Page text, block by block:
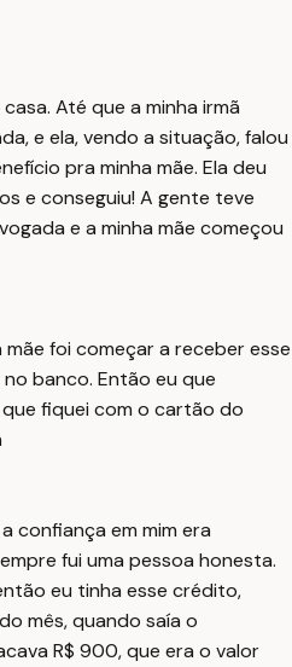
Até que a minha irmã
e ela, vendo a situação, falou
pra minha mãe. Ela deu
e conseguiu! A gente teve
e a minha mãe começou
foi começar a receber esse
banco. Então eu que
fiquei com o cartão do
confiança em mim era
fui uma pessoa honesta.
eu tinha esse crédito,
mês, quando saía o
R$ 900, que era o valor